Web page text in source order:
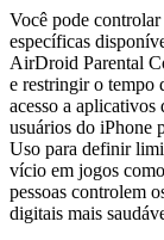
Você pode
específicas
AirDroid Parental
e restringir o tempo
acesso a
usuários do iPhone
Uso para definir
vício em jogos
pessoas controlem
digitais mais